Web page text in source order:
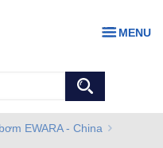
MENU
EWARA - China